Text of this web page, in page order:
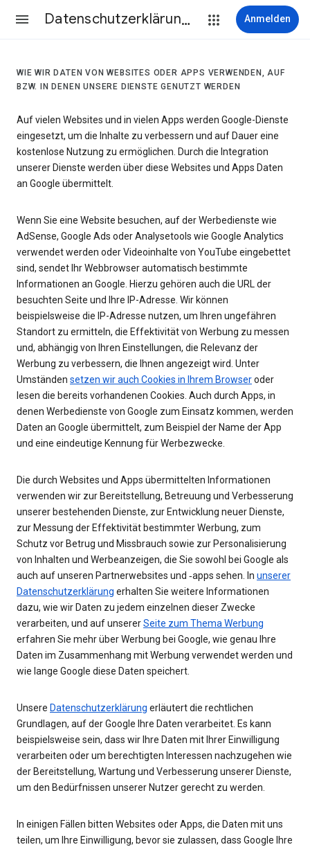
Datenschutzerklärung & Nutzungsbedingungen Anmelden
WIE WIR DATEN VON WEBSITES ODER APPS VERWENDEN, AUF
BZW. IN DENEN UNSERE DIENSTE GENUTZT WERDEN
Auf vielen Websites und in vielen Apps werden Google-Dienste
eingesetzt, um die Inhalte zu verbessern und auf Dauer eine
kostenlose Nutzung zu ermöglichen. Durch die Integration
unserer Dienste werden über diese Websites und Apps Daten
an Google übermittelt.
Wenn Sie eine Website besuchen, auf der Werbedienste wie
AdSense, Google Ads oder Analysetools wie Google Analytics
verwendet werden oder Videoinhalte von YouTube eingebettet
sind, sendet Ihr Webbrowser automatisch bestimmte
Informationen an Google. Hierzu gehören auch die URL der
besuchten Seite und Ihre IP-Adresse. Wir können
beispielsweise die IP-Adresse nutzen, um Ihren ungefähren
Standort zu ermitteln, die Effektivität von Werbung zu messen
und, abhängig von Ihren Einstellungen, die Relevanz der
Werbung zu verbessern, die Ihnen angezeigt wird. Unter
Umständen setzen wir auch Cookies in Ihrem Browseroder
lesen die bereits vorhandenen Cookies. Auch durch Apps, in
denen Werbedienste von Google zum Einsatz kommen, werden
Daten an Google übermittelt, zum Beispiel der Name der App
und eine eindeutige Kennung für Werbezwecke.
Die durch Websites und Apps übermittelten Informationen
verwenden wir zur Bereitstellung, Betreuung und Verbesserung
unserer bestehenden Dienste, zur Entwicklung neuer Dienste,
zur Messung der Effektivität bestimmter Werbung, zum
Schutz vor Betrug und Missbrauch sowie zur Personalisierung
von Inhalten und Werbeanzeigen, die Sie sowohl bei Google als
auch auf unseren Partnerwebsites und ‑apps sehen. In unserer
Datenschutzerklärung erhalten Sie weitere Informationen
dazu, wie wir Daten zu jedem einzelnen dieser Zwecke
verarbeiten, und auf unsererSeite zum Thema Werbung
erfahren Sie mehr über Werbung bei Google, wie genau Ihre
Daten im Zusammenhang mit Werbung verwendet werden und
wie lange Google diese Daten speichert.
Unsere Datenschutzerklärung erläutert die rechtlichen
Grundlagen, auf der Google Ihre Daten verarbeitet. Es kann
beispielsweise sein, dass wir Ihre Daten mit Ihrer Einwilligung
verarbeiten oder um berechtigten Interessen nachzugehen wie
der Bereitstellung, Wartung und Verbesserung unserer Dienste,
um den Bedürfnissen unserer Nutzer gerecht zu werden.
In einigen Fällen bitten Websites oder Apps, die Daten mit uns
teilen, um Ihre Einwilligung, bevor sie zulassen, dass Google Ihre